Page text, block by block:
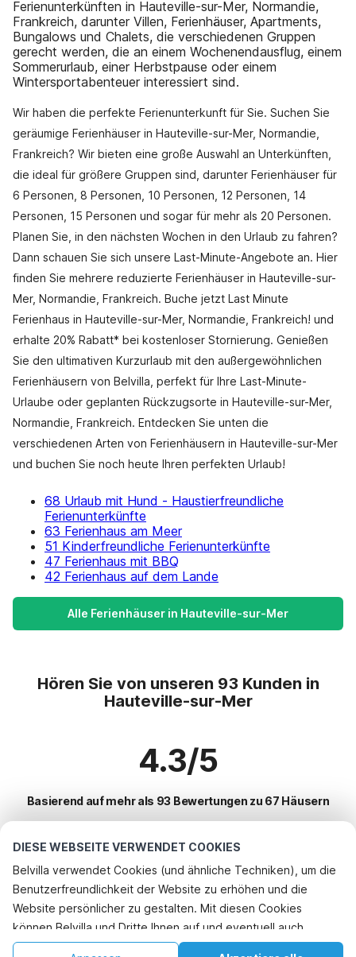
DIESE WEBSEITE VERWENDET COOKIES
Belvilla verwendet Cookies (und ähnliche Techniken), um die
Benutzerfreundlichkeit der Website zu erhöhen und die
Website persönlicher zu gestalten. Mit diesen Cookies
können Belvilla und Dritte Ihnen auf und eventuell auch
außerhalb unserer Website folgen, um Werbung Ihren
Ferienunterkünften in Hauteville-sur-Mer, Normandie,
Frankreich, darunter Villen, Ferienhäuser, Apartments,
Bungalows und Chalets, die verschiedenen Gruppen
gerecht werden, die an einem Wochenendausflug, einem
Sommerurlaub, einer Herbstpause oder einem
Wintersportabenteuer interessiert sind.
Wir haben die perfekte Ferienunterkunft für Sie. Suchen Sie
geräumige Ferienhäuser in Hauteville-sur-Mer, Normandie,
Frankreich? Wir bieten eine große Auswahl an Unterkünften,
die ideal für größere Gruppen sind, darunter Ferienhäuser für
6 Personen, 8 Personen, 10 Personen, 12 Personen, 14
Personen, 15 Personen und sogar für mehr als 20 Personen.
Planen Sie, in den nächsten Wochen in den Urlaub zu fahren?
Dann schauen Sie sich unsere Last-Minute-Angebote an. Hier
finden Sie mehrere reduzierte Ferienhäuser in Hauteville-sur-
Mer, Normandie, Frankreich. Buche jetzt Last Minute
Ferienhaus in Hauteville-sur-Mer, Normandie, Frankreich! und
erhalte 20% Rabatt* bei kostenloser Stornierung. Genießen
Sie den ultimativen Kurzurlaub mit den außergewöhnlichen
Ferienhäusern von Belvilla, perfekt für Ihre Last-Minute-
Urlaube oder geplanten Rückzugsorte in Hauteville-sur-Mer,
Normandie, Frankreich. Entdecken Sie unten die
verschiedenen Arten von Ferienhäusern in Hauteville-sur-Mer
und buchen Sie noch heute Ihren perfekten Urlaub!
68 Urlaub mit Hund - Haustierfreundliche
Ferienunterkünfte
63 Ferienhaus am Meer
51 Kinderfreundliche Ferienunterkünfte
47 Ferienhaus mit BBQ
42 Ferienhaus auf dem Lande
Alle Ferienhäuser in Hauteville-sur-Mer
Hören Sie von unseren 93 Kunden in
Hauteville-sur-Mer
4.3/5
Basierend auf mehr als 93 Bewertungen zu 67 Häusern
Beliebteste Reiseziele für Urlaub
Top-Städte mit Top-Annehmlichkeiten für den Urlaub
Kinderfreundliche Ferienunterkünfte bayeux
Kinderfreundliche Ferienunterkünfte saint-germain-du-pert
Beliebte Ausstattungen für Urlaub in Hauteville-sur-mer
Urlaub mit Hund - Haustierfreundliche Ferienunterkünfte
Rufen Sie an, um zu buchen